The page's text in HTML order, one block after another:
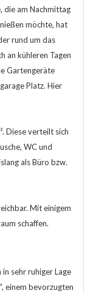
die am Nachmittag
möchte, hat
rund um das
an kühleren Tagen
Gartengeräte
Platz. Hier
Diese verteilt sich
WC und
als Büro bzw.
Mit einigem
schaffen.
sehr ruhiger Lage
einem bevorzugten